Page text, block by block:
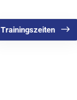
Trainingszeiten